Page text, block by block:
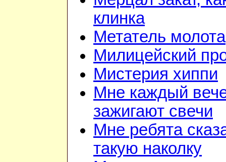
клинка
Метатель молота
Милицейский
Мистерия хиппи
Мне каждый
зажигают свечи
Мне ребята
такую наколку